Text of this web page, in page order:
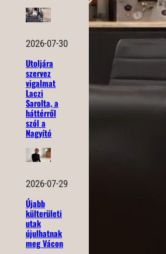
2026-07-30
Utoljára
szervez
vigalmat
Laczi
Sarolta, a
háttérről
szól a
Nagyító
2026-07-29
Újabb
külterületi
utak
újulhatnak
meg Vácon